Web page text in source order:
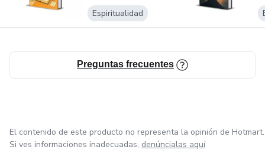
Espiritualidad
Preguntas frecuentes
El contenido de este producto no representa la opinión de Hotmart.
Si ves informaciones inadecuadas, denúncialas aquí